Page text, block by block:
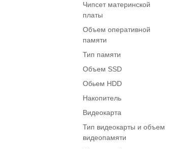
Чипсет материнской
платы
Объем оперативной
памяти
Тип памяти
Объем SSD
Обьем HDD
Накопитель
Видеокарта
Тип видеокарты и объем
видеопамяти